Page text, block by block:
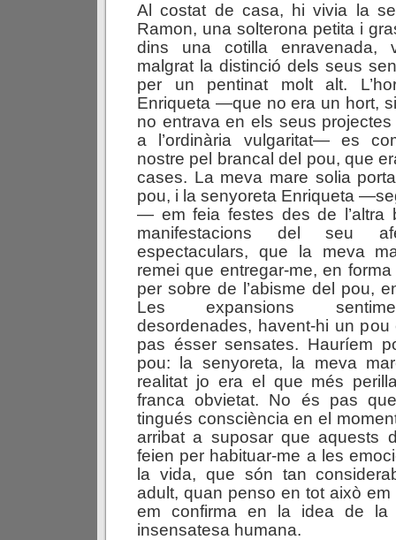
Al costat de casa, hi vivia la
Ramon, una solterona petita i
dins una cotilla enravenada,
malgrat la distinció dels seus
per un pentinat molt alt.
Enriqueta —que no era un hort,
no entrava en els seus
a l’ordinària vulgaritat— es
nostre pel brancal del pou, que
cases. La meva mare solia
pou, i la senyoreta Enriqueta
— em feia festes des de l’altra
manifestacions del seu
espectaculars, que la meva
remei que entregar-me, en
per sobre de l’abisme del pou,
Les expansions
desordenades, havent-hi un
pas ésser sensates. Hauríem
pou: la senyoreta, la meva
realitat jo era el que més
franca obvietat. No és pas
tingués consciència en el
arribat a suposar que aquests
feien per habituar-me a les
la vida, que són tan
adult, quan penso en tot això
em confirma en la idea de la
insensatesa humana.